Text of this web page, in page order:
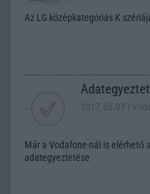
Az LG középkategóriás K
2017.06.07 |
Már a Vodafone-nál is elérhető
adategyeztetése